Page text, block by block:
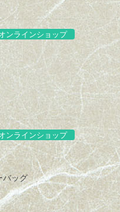
ンラインショップ
ンラインショップ
バッグ